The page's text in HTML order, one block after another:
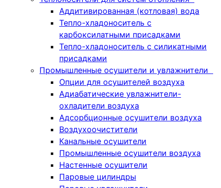
Аддитивированная (котловая) вода
Тепло-хладоноситель с
карбоксилатными присадками
Тепло-хладоноситель с силикатными
присадками
Промышленные осушители и увлажнители
Опции для осушителей воздуха
Адиабатические увлажнители-
охладители воздуха
Адсорбционные осушители воздуха
Воздухоочистители
Канальные осушители
Промышленные осушители воздуха
Настенные осушители
Паровые цилиндры